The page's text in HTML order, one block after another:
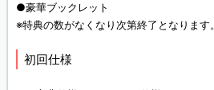
●豪華ブックレット
※特典の数がなくなり次第終了となります
初回仕様